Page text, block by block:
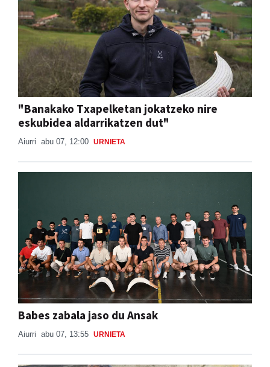
"Banakako Txapelketan jokatzeko nire
eskubidea aldarrikatzen dut"
Aiurri abu 07, 12:00 URNIETA
Babes zabala jaso du Ansak
Aiurri abu 07, 13:55 URNIETA